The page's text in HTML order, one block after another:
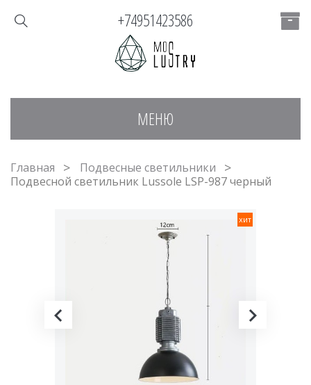
МЕНЮ
+74951423586
Главная
Подвесные светильники
Подвесной светильник Lussole LSP-987 черный
хит